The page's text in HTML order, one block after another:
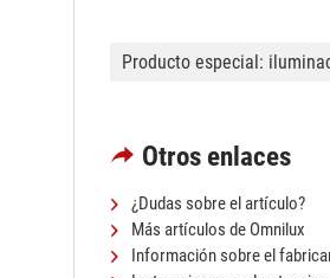
Producto especial:
Otros enlaces
¿Dudas sobre el artículo?
Más artículos de Omnilux
Información sobre el